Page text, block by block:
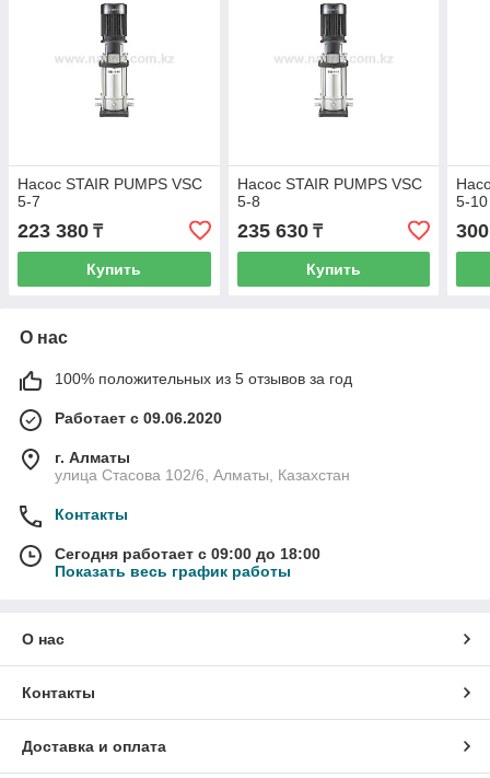
Насос STAIR PUMPS VSC
5-7
223 380 ₸
Купить
Насос STAIR PUMPS VSC
5-8
235 630₸
Купить
5-10
О нас
100% положительных из 5 отзывов за год
Работает с 09.06.2020
г. Алматы
улица Стасова 102/6, Алматы, Казахстан
Контакты
Сегодня работает с 09:00 до 18:00
Показать весь график работы
О нас
Контакты
Доставка и оплата